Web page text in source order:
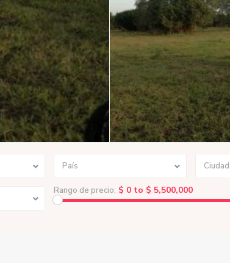
País Ciudad
Rango de precio: $ 0 to $ 5,500,000